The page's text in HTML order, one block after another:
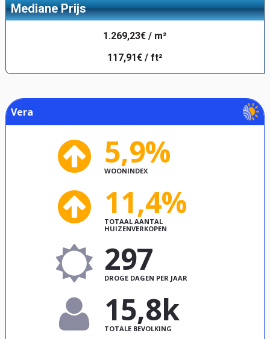
Mediane Prijs
1.269,23€ / m²
117,91€ / ft²
Vera
5,9%
WOONINDEX
11,4%
TOTAAL AANTAL
HUIZENVERKOPEN
297
DROGE DAGEN PER JAAR
15,8k
TOTALE BEVOLKING